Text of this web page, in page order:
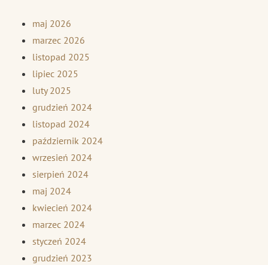
maj 2026
marzec 2026
listopad 2025
lipiec 2025
luty 2025
grudzień 2024
listopad 2024
październik 2024
wrzesień 2024
sierpień 2024
maj 2024
kwiecień 2024
marzec 2024
styczeń 2024
grudzień 2023